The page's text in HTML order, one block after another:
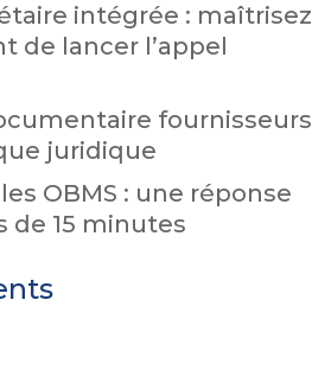
intégrée : maîtrisez
de lancer l’appel
fournisseurs
juridique
OBMS : une réponse
de 15 minutes